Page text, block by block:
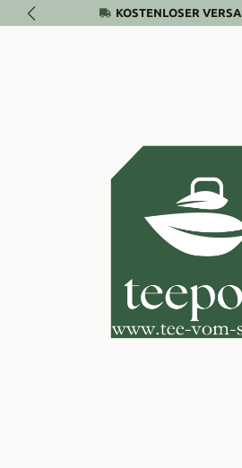
Zum Hauptinhalt springen
KOSTENLOSER